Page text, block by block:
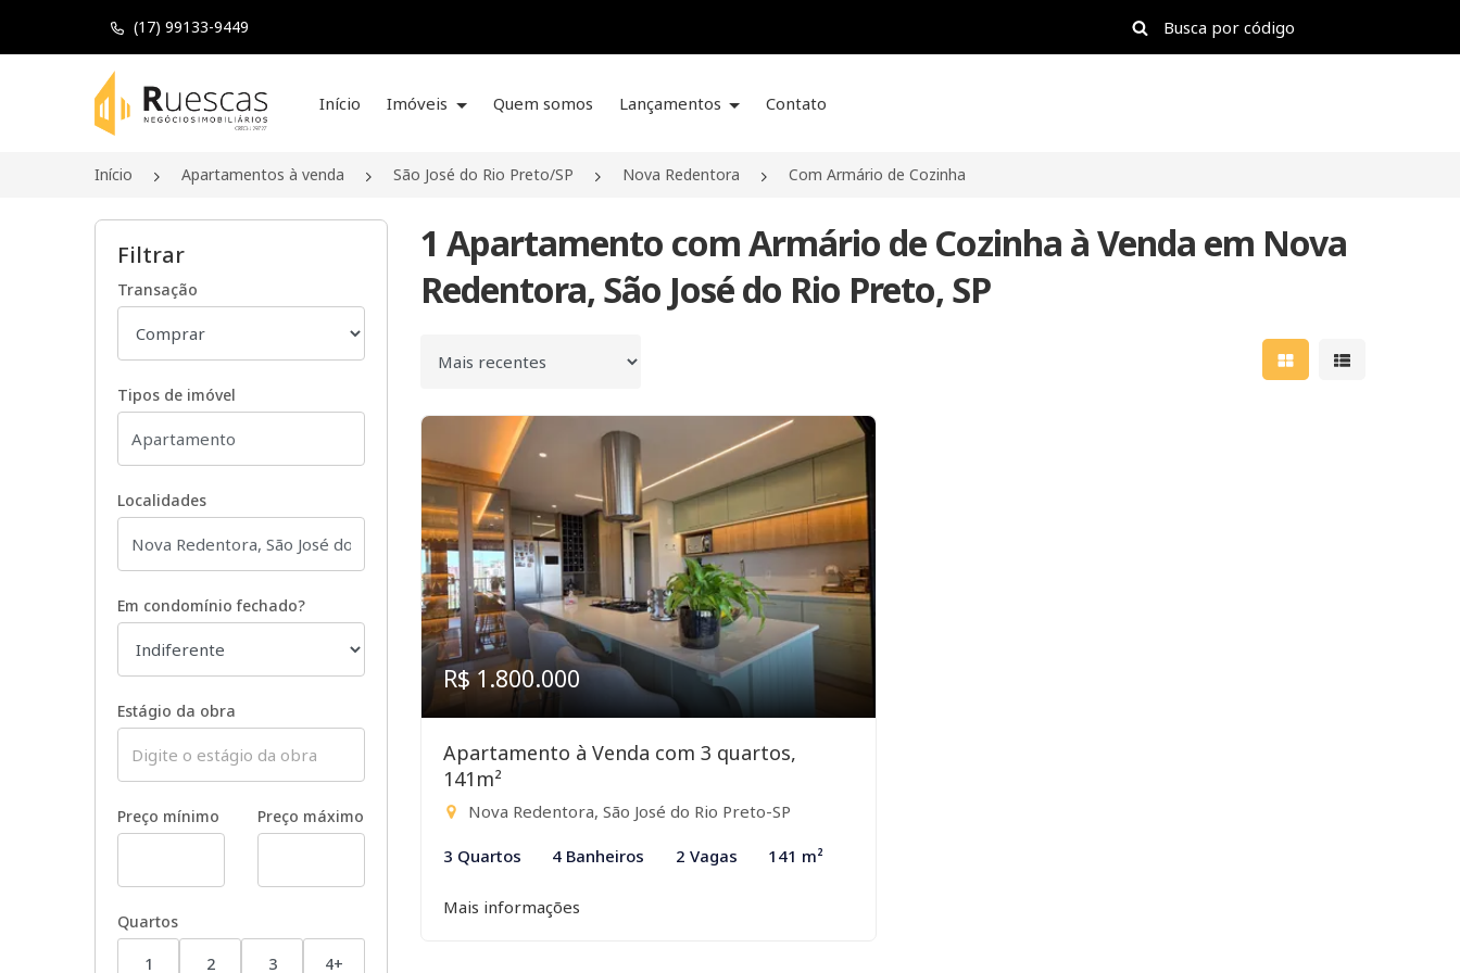
(17) 99133-9449
Página inicial
Início Imóveis Quem somos Lançamentos Contato
Início Apartamentos à venda São José do Rio Preto/SP Nova Redentora Com Armário de Cozinha
Filtrar
Transação
Tipos de imóvel
Localidades
Em condomínio fechado?
Estágio da obra
Preço mínimo Preço máximo
Quartos
1 2 3 4+
1 Apartamento com Armário de Cozinha à Venda em Nova
Redentora, São José do Rio Preto, SP
Ordenar por Mostrar resultados
Mostrar
R$ 1.800.000
Apartamento à Venda com 3 quartos,
141m²
Nova Redentora, São José do Rio Preto-SP
3 Quartos 4 Banheiros 2 Vagas 141 m²
Mais informações